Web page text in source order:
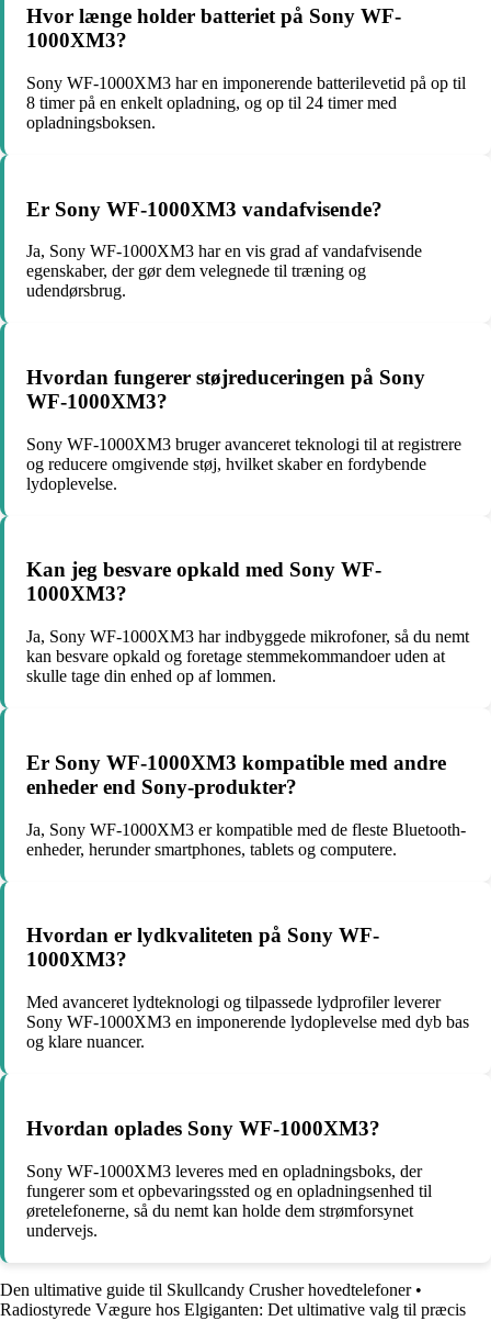
Hvor længe holder batteriet på Sony WF-
1000XM3?
Sony WF-1000XM3 har en imponerende batterilevetid på op til
8 timer på en enkelt opladning, og op til 24 timer med
opladningsboksen.
Er Sony WF-1000XM3 vandafvisende?
Ja, Sony WF-1000XM3 har en vis grad af vandafvisende
egenskaber, der gør dem velegnede til træning og
udendørsbrug.
Hvordan fungerer støjreduceringen på Sony
WF-1000XM3?
Sony WF-1000XM3 bruger avanceret teknologi til at registrere
og reducere omgivende støj, hvilket skaber en fordybende
lydoplevelse.
Kan jeg besvare opkald med Sony WF-
1000XM3?
Ja, Sony WF-1000XM3 har indbyggede mikrofoner, så du nemt
kan besvare opkald og foretage stemmekommandoer uden at
skulle tage din enhed op af lommen.
Er Sony WF-1000XM3 kompatible med andre
enheder end Sony-produkter?
Ja, Sony WF-1000XM3 er kompatible med de fleste Bluetooth-
enheder, herunder smartphones, tablets og computere.
Hvordan er lydkvaliteten på Sony WF-
1000XM3?
Med avanceret lydteknologi og tilpassede lydprofiler leverer
Sony WF-1000XM3 en imponerende lydoplevelse med dyb bas
og klare nuancer.
Hvordan oplades Sony WF-1000XM3?
Sony WF-1000XM3 leveres med en opladningsboks, der
fungerer som et opbevaringssted og en opladningsenhed til
øretelefonerne, så du nemt kan holde dem strømforsynet
undervejs.
Den ultimative guide til Skullcandy Crusher hovedtelefoner•
Radiostyrede Vægure hos Elgiganten: Det ultimative valg til præcis